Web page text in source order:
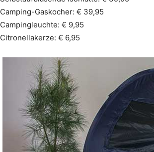
Camping-Gaskocher: € 39,95
Campingleuchte: € 9,95
Citronellakerze: € 6,95